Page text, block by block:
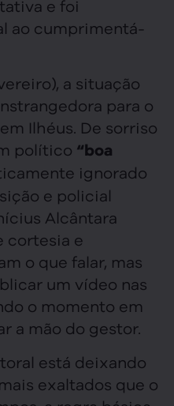
e foi
ao cumprimentá-
a situação
para o
Ilhéus. De sorriso
político “boa
ignorado
e policial
Alcântara
cortesia e
o que falar, mas
um vídeo nas
o momento em
a mão do gestor.
está deixando
exaltados que o